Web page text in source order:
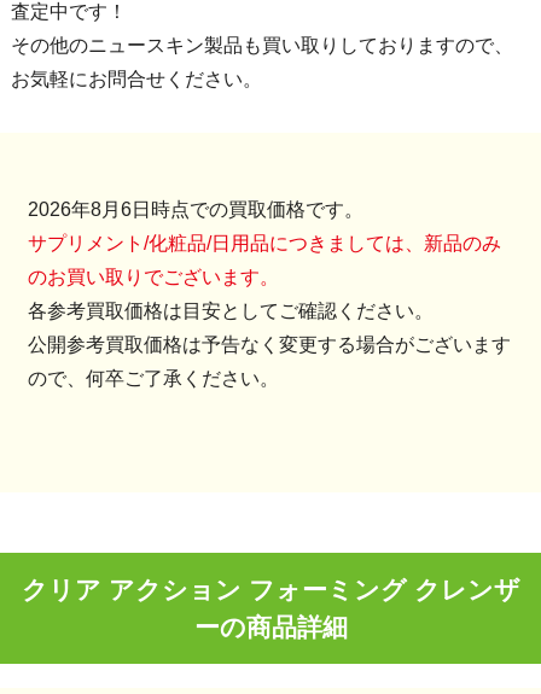
査定中です！
その他のニュースキン製品も買い取りしておりますので、
お気軽にお問合せください。
2026年8月6日時点での買取価格です。
サプリメント/化粧品/日用品につきましては、新品のみ
のお買い取りでございます。
各参考買取価格は目安としてご確認ください。
公開参考買取価格は予告なく変更する場合がございます
ので、何卒ご了承ください。
クリア アクション フォーミング クレンザ
ーの商品詳細